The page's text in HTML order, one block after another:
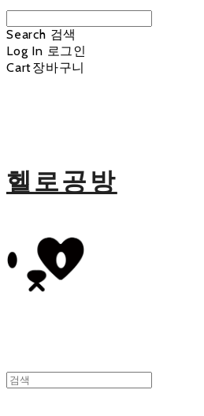
Search 검색
Log In 로그인
Cart장바구니
헬로공방